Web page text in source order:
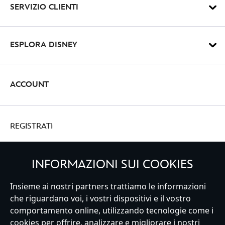
SERVIZIO CLIENTI
ESPLORA DISNEY
ACCOUNT
REGISTRATI
Italy
INFORMAZIONI SUI COOKIES
Insieme ai nostri partners trattiamo le informazioni
che riguardano voi, i vostri dispositivi e il vostro
comportamento online, utilizzando tecnologie come i
cookies per offrire, analizzare e migliorare i nostri